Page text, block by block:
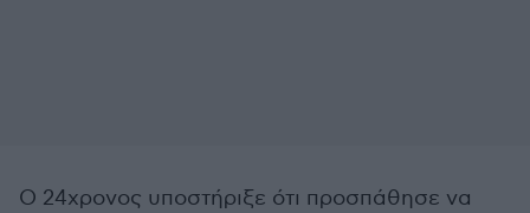
Ο 24χρονος υποστήριξε ότι προσπάθησε να